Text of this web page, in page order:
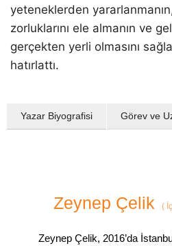
yeteneklerden
zorluklarını ele almanın ve
gerçekten yerli olmasını
hatırlattı.
Yazar Biyografisi Görev ve
Zeynep Çelik (
Zeynep Çelik, 2016’da